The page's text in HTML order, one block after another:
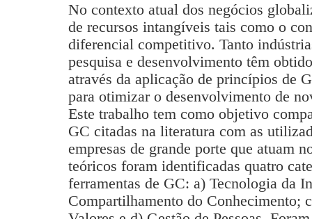
No contexto atual dos negócios
de recursos intangíveis tais como o
diferencial competitivo. Tanto
pesquisa e desenvolvimento têm
através da aplicação de princípios de
para otimizar o desenvolvimento de
Este trabalho tem como objetivo
GC citadas na literatura com as
empresas de grande porte que atuam
teóricos foram identificadas quatro
ferramentas de GC: a) Tecnologia da
Compartilhamento do Conhecimento;